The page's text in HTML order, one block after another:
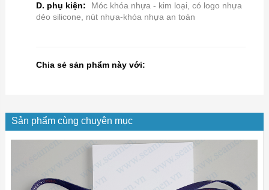
D. phụ kiện:
Móc khóa nhựa - kim loại, có logo nhựa
dẻo silicone, nút nhựa-khóa nhựa an toàn
Chia sẻ sản phẩm này với:
Sản phẩm cùng chuyên mục